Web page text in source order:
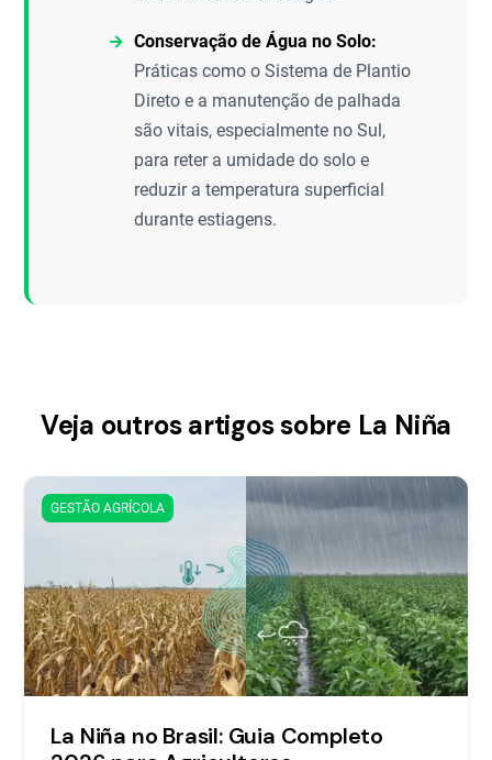
Conservação de Água no Solo:
Práticas como o Sistema de Plantio
Direto e a manutenção de palhada
são vitais, especialmente no Sul,
para reter a umidade do solo e
reduzir a temperatura superficial
durante estiagens.
Veja outros artigos sobre La Niña
GESTÃO AGRÍCOLA
La Niña no Brasil: Guia Completo